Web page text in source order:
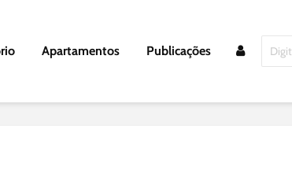
Apartamentos Publicações